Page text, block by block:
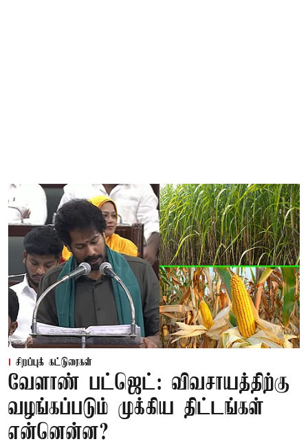
சிறப்புக் கட்டுரைகள்
வேளாண் பட்ஜெட்: விவசாயத்திற்கு
வழங்கப்படும் முக்கிய திட்டங்கள்
என்னென்ன?